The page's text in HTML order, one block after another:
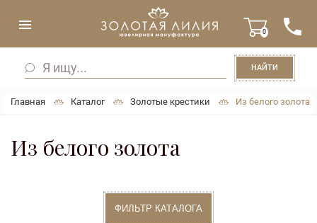
0
НАЙТИ
Главная Каталог Золотые крестики Из белого золота
Из белого золота
ФИЛЬТР КАТАЛОГА